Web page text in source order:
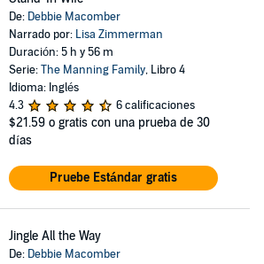
De: Debbie Macomber
Narrado por: Lisa Zimmerman
Duración: 5 h y 56 m
Serie:The Manning Family, Libro 4
Idioma: Inglés
4.3
6 calificaciones
$21.59 o gratis con una prueba de 30
días
Pruebe Estándar gratis
Jingle All the Way
De: Debbie Macomber